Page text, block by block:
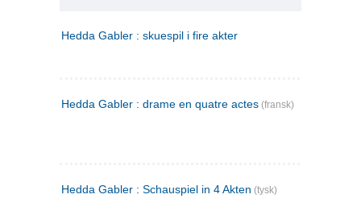
Hedda Gabler : skuespil i fire akter
Hedda Gabler : drame en quatre actes (fransk)
Hedda Gabler : Schauspiel in 4 Akten (tysk)